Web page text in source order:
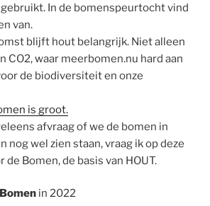
In de bomenspeurtocht vind
van.
blijft hout belangrijk. Niet alleen
CO2, waar meerbomen.nu hard aan
de biodiversiteit en onze
is groot.
afvraag of we de bomen in
nog wel zien staan, vraag ik op deze
de Bomen, de basis van HOUT.
in 2022